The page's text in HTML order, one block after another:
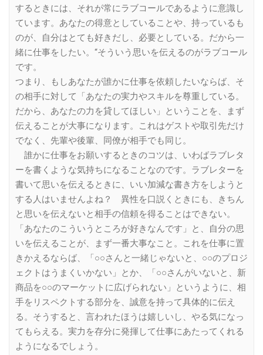
するときには、それが常にラブコールであるように意識し
ています。あなたの得意としていることや、持っているも
のが、自分はとても好きだし、必要としている。だから一
緒に仕事をしたい。“そういう思いを伝えるのがラブコール
です。
つまり、もしあなたが誰かに仕事を依頼したいならば、そ
の相手に対して「あなたの実力やスキルを尊重している。
だから、あなたの力を貸してほしい」ということを、まず
伝えることが大事になります。これはゲストや取引先だけ
でなく、先輩や後輩、同僚が相手でも同じ。
誰かに仕事をお願いするときのコツは、いわばラブレタ
ーを書くような気持ちになることなのです。ラブレターを
書いて思いを伝えるときに、いい加減な書き方をしようと
する人はいませんよね？ 異性を口説くときにも、きちん
と思いを伝えないと相手の信頼を得ることはできない。
「あなたのこういうところが好きなんです」と、自分の思
いを伝えることが、まず一番大事なこと。これを仕事に置
きかえるならば、「○○さんと一緒じゃないと、○○のプロジ
ェクトはうまくいかない」とか、「○○さんがいないと、新
商品を○○のマーケットに広げられない」というように、相
手をリスペクトする部分を、誠意を持って具体的に伝え
る。そうすると、言われたほうは嬉しいし、やる気になっ
てもらえる。実力を存分に発揮して仕事にあたってくれる
ようになるでしょう。